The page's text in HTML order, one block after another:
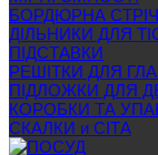
БОРДЮРНА
ДІЛЬНИКИ ДЛЯ
ПІДСТАВКИ
РЕШІТКИ ДЛЯ
ПІДЛОЖКИ ДЛЯ
КОРОБКИ ТА
СКАЛКИ и СІТА